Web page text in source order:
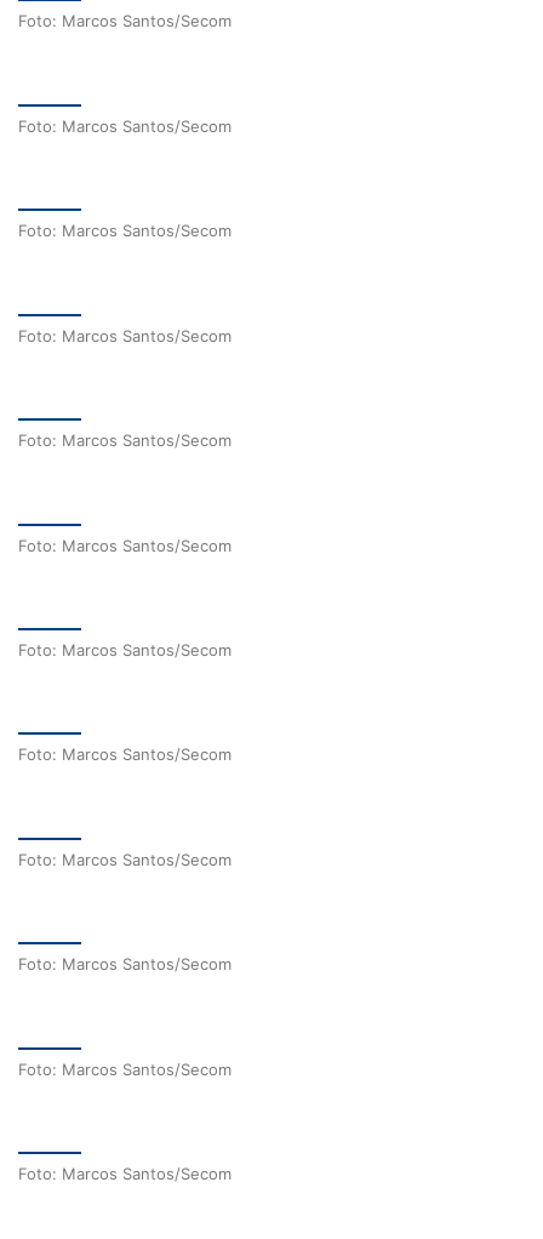
Foto: Marcos Santos/Secom
Foto: Marcos Santos/Secom
Foto: Marcos Santos/Secom
Foto: Marcos Santos/Secom
Foto: Marcos Santos/Secom
Foto: Marcos Santos/Secom
Foto: Marcos Santos/Secom
Foto: Marcos Santos/Secom
Foto: Marcos Santos/Secom
Foto: Marcos Santos/Secom
Foto: Marcos Santos/Secom
Foto: Marcos Santos/Secom